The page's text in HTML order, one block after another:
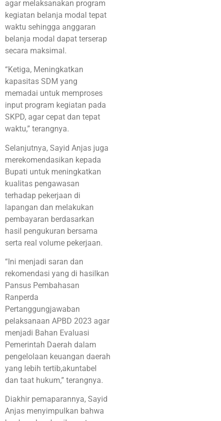
agar melaksanakan program
kegiatan belanja modal tepat
waktu sehingga anggaran
belanja modal dapat terserap
secara maksimal.
“Ketiga, Meningkatkan
kapasitas SDM yang
memadai untuk memproses
input program kegiatan pada
SKPD, agar cepat dan tepat
waktu,” terangnya.
Selanjutnya, Sayid Anjas juga
merekomendasikan kepada
Bupati untuk meningkatkan
kualitas pengawasan
terhadap pekerjaan di
lapangan dan melakukan
pembayaran berdasarkan
hasil pengukuran bersama
serta real volume pekerjaan.
“Ini menjadi saran dan
rekomendasi yang di hasilkan
Pansus Pembahasan
Ranperda
Pertanggungjawaban
pelaksanaan APBD 2023 agar
menjadi Bahan Evaluasi
Pemerintah Daerah dalam
pengelolaan keuangan daerah
yang lebih tertib,akuntabel
dan taat hukum,” terangnya.
Diakhir pemaparannya, Sayid
Anjas menyimpulkan bahwa